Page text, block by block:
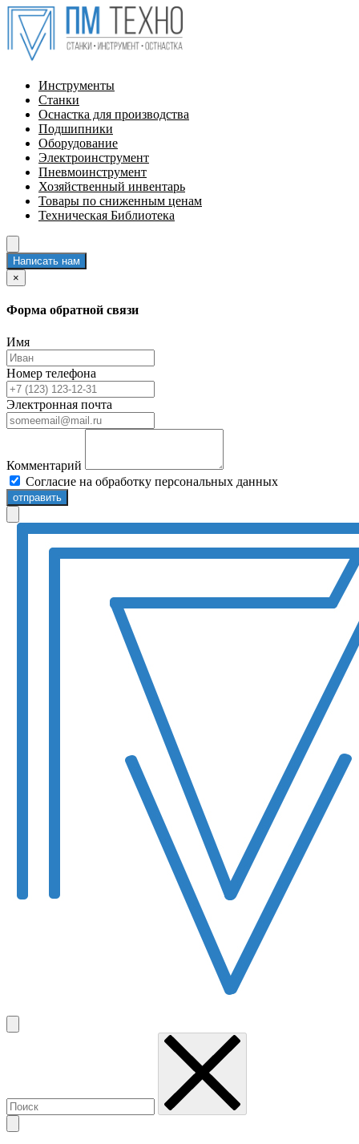
Инструменты
Станки
Оснастка для производства
Подшипники
Оборудование
Электроинструмент
Пневмоинструмент
Хозяйственный инвентарь
Товары по сниженным ценам
Техническая Библиотека
Написать нам
×
Форма обратной связи
Имя
Номер телефона
Электронная почта
Комментарий
Согласие на обработку персональных данных
отправить